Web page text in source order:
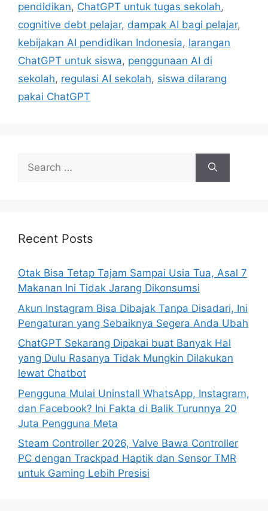
o
r
e
s
s
pendidikan, ChatGPT untuk tugas sekolah,
cognitive debt pelajar, dampak AI bagi pelajar,
kebijakan AI pendidikan Indonesia, larangan
ChatGPT untuk siswa, penggunaan AI di
sekolah, regulasi AI sekolah, siswa dilarang
pakai ChatGPT
h
r
:
Recent Posts
Otak Bisa Tetap Tajam Sampai Usia Tua, Asal 7
Makanan Ini Tidak Jarang Dikonsumsi
Akun Instagram Bisa Dibajak Tanpa Disadari, Ini
Pengaturan yang Sebaiknya Segera Anda Ubah
ChatGPT Sekarang Dipakai buat Banyak Hal
yang Dulu Rasanya Tidak Mungkin Dilakukan
lewat Chatbot
Pengguna Mulai Uninstall WhatsApp, Instagram,
dan Facebook? Ini Fakta di Balik Turunnya 20
Juta Pengguna Meta
Steam Controller 2026, Valve Bawa Controller
PC dengan Trackpad Haptik dan Sensor TMR
untuk Gaming Lebih Presisi